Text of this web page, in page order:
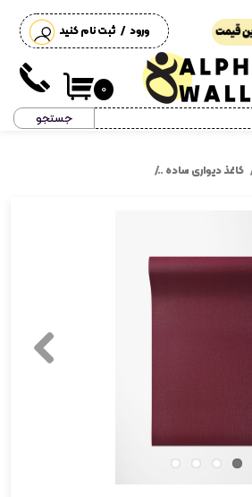
ورود / ثبت نام کنید
۰
جستجو
کاغذ دیواری ساده